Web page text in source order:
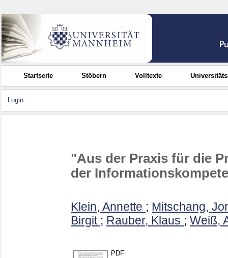
Startseite Stöbern Volltexte
Login
"Aus der Praxis für die
der
Klein, Annette ; Mitschang,
Birgit ; Rauber, Klaus ; Weiß,
PDF